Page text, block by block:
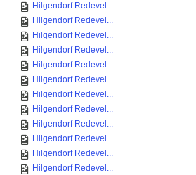
Hilgendorf Redevel...
Hilgendorf Redevel...
Hilgendorf Redevel...
Hilgendorf Redevel...
Hilgendorf Redevel...
Hilgendorf Redevel...
Hilgendorf Redevel...
Hilgendorf Redevel...
Hilgendorf Redevel...
Hilgendorf Redevel...
Hilgendorf Redevel...
Hilgendorf Redevel...